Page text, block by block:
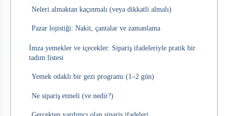
Neleri almaktan kaçınmalı (veya dikkatli almalı)
Pazar lojistiği: Nakit, çantalar ve zamanlama
İmza yemekler ve içecekler: Sipariş ifadeleriyle pratik bir
tadım listesi
Yemek odaklı bir gezi programı (1–2 gün)
Ne sipariş etmeli (ve nedir?)